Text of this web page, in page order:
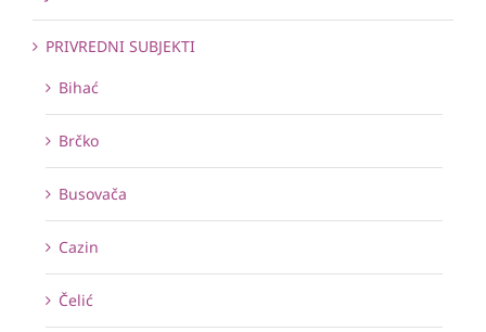
PRIVREDNI SUBJEKTI
Bihać
Brčko
Busovača
Cazin
Čelić